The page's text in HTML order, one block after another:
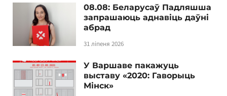
08.08: Беларусаў Падляшша
запрашаюць аднавіць даўні
абрад
31 ліпеня 2026
У Варшаве пакажуць
выставу «2020: Гаворыць
Мінск»